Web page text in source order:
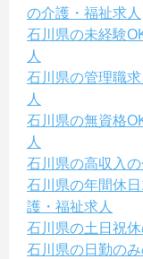
の介護・福祉求人
石川県の未経験
人
石川県の管理職
人
石川県の無資格
人
石川県の高収入
石川県の年間休
護・福祉求人
石川県の土日祝
石川県の日勤の